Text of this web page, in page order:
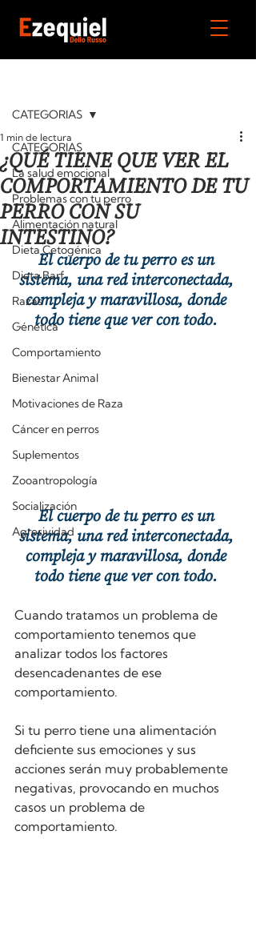
CATEGORIAS
La salud emocional
Problemas con tu perro
Alimentación natural
Dieta Cetogénica
Dieta Barf
Razas
Génetica
Comportamiento
Bienestar Animal
Motivaciones de Raza
Cáncer en perros
Suplementos
Zooantropología
Socialización
Agresividad
CATEGORIAS
¿QUÉ TIENE QUE VER EL
COMPORTAMIENTO DE TU
PERRO CON SU
INTESTINO?
1 min de lectura
El cuerpo de tu perro es un
sistema, una red interconectada,
compleja y maravillosa, donde
todo tiene que ver con todo.
El cuerpo de tu perro es un
sistema, una red interconectada,
compleja y maravillosa, donde
todo tiene que ver con todo.
Cuando tratamos un problema de
comportamiento tenemos que
analizar todos los factores
desencadenantes de ese
comportamiento.
Si tu perro tiene una alimentación
deficiente sus emociones y sus
acciones serán muy probablemente
negativas, provocando en muchos
casos un problema de
comportamiento.